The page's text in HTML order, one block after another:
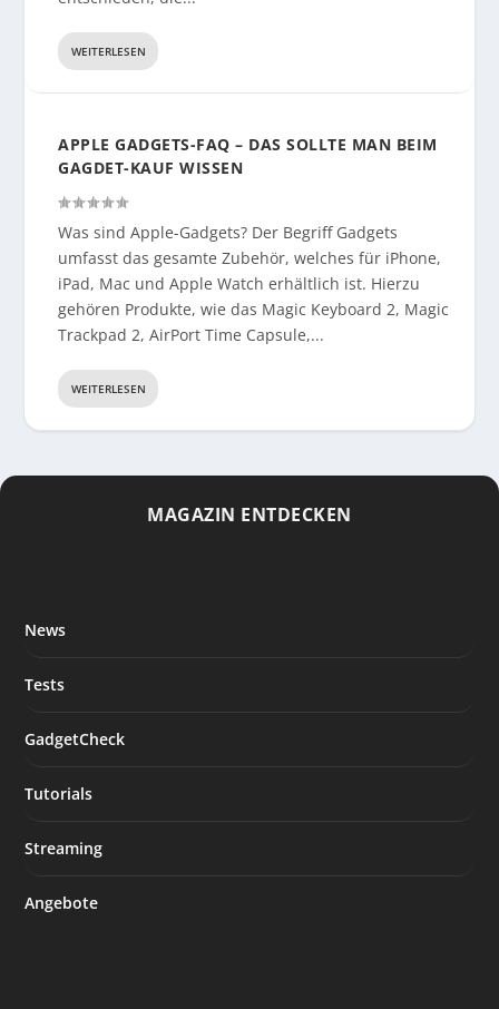
WEITERLESEN
APPLE GADGETS-FAQ – DAS SOLLTE MAN BEIM
GAGDET-KAUF WISSEN
Was sind Apple-Gadgets? Der Begriff Gadgets
umfasst das gesamte Zubehör, welches für iPhone,
iPad, Mac und Apple Watch erhältlich ist. Hierzu
gehören Produkte, wie das Magic Keyboard 2, Magic
Trackpad 2, AirPort Time Capsule,...
WEITERLESEN
MAGAZIN ENTDECKEN
News
Tests
GadgetCheck
Tutorials
Streaming
Angebote